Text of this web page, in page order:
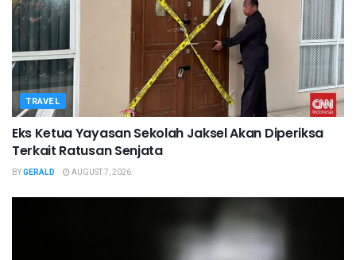
TRAVEL
Eks Ketua Yayasan Sekolah Jaksel Akan Diperiksa
Terkait Ratusan Senjata
BYGERALD AUGUST 7, 2026